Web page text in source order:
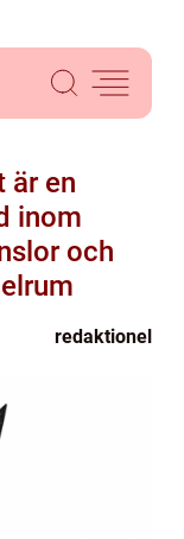
är en
inom
och
redaktionel